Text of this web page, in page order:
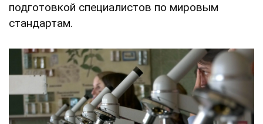
подготовкой специалистов по мировым
стандартам.